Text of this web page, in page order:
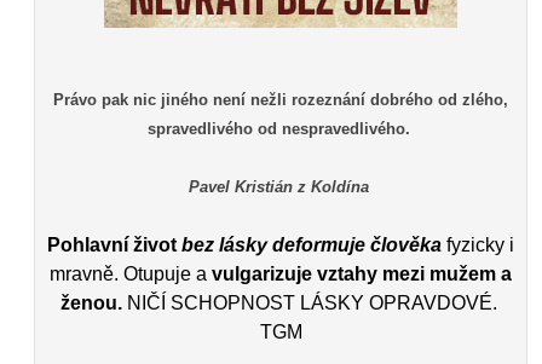
Právo pak nic jiného není nežli rozeznání dobrého od zlého,
spravedlivého od nespravedlivého.
Pavel Kristián z Koldína
Pohlavní život bez lásky deformuje člověka fyzicky i
mravně. Otupuje avulgarizuje vztahy mezi mužem a
ženou. NIČÍ SCHOPNOST LÁSKY OPRAVDOVÉ.
TGM